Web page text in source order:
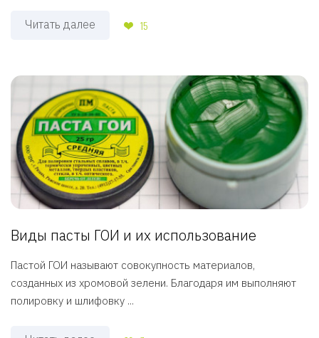
Читать далее 15
Виды пасты ГОИ и их использование
Пастой ГОИ называют совокупность материалов,
созданных из хромовой зелени. Благодаря им выполняют
полировку и шлифовку ...